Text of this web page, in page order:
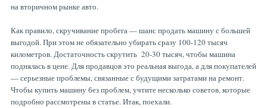
на вторичном рынке авто.
Как правило, скручивание пробега — шанс продать машину с большей
выгодой. При этом не обязательно убирать сразу 100-120 тысяч
километров. Достаточность скрутить 20-30 тысяч, чтобы машина
поднялась в цене. Для продавцов это реальная выгода, а для покупателей
— серьезные проблемы, связанные с будущими затратами на ремонт.
Чтобы купить машину без проблем, учтите несколько советов, которые
подробно рассмотрены в статье. Итак, поехали.